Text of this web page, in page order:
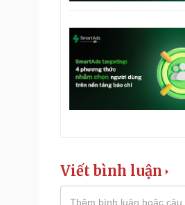
Viết bình luận